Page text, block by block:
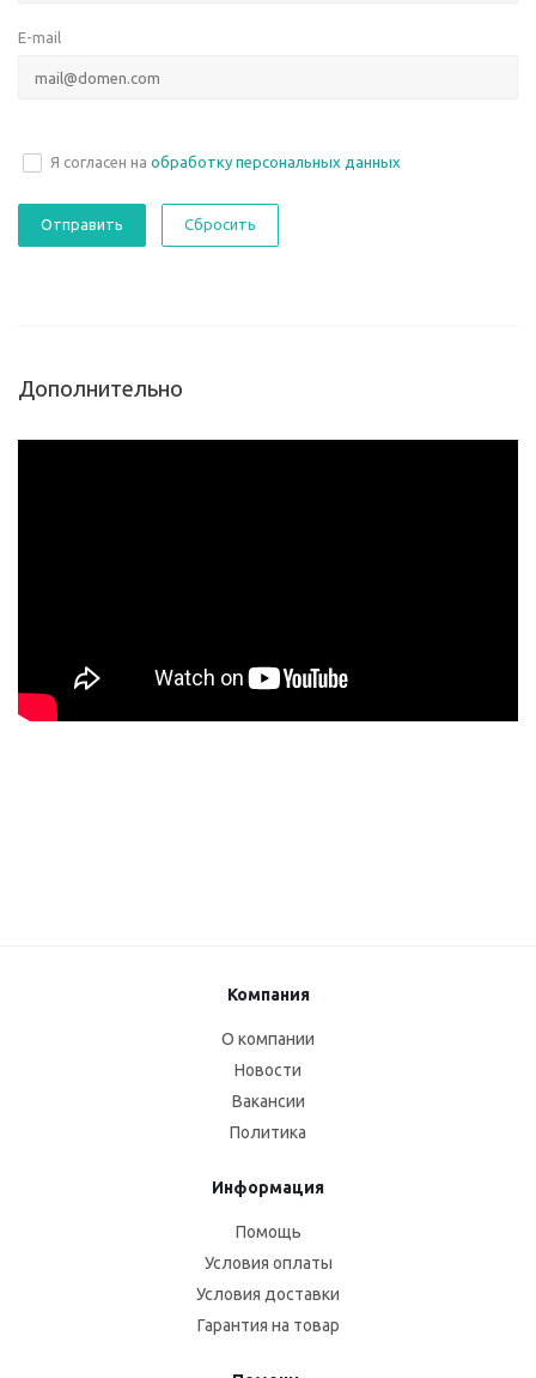
E-mail
Я согласен на обработку персональных данных
Сбросить
Дополнительно
Компания
О компании
Новости
Вакансии
Политика
Информация
Помощь
Условия оплаты
Условия доставки
Гарантия на товар